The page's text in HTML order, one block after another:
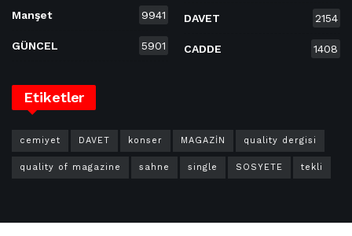
Manşet 9941
GÜNCEL 5901
DAVET 2154
CADDE 1408
Etiketler
cemiyet DAVET konser MAGAZİN quality dergisi
quality of magazine sahne single SOSYETE tekli